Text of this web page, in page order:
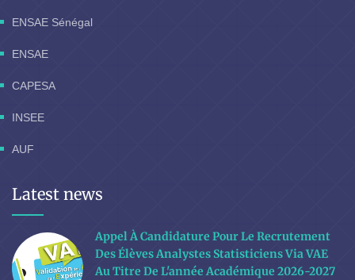
ENSAE Sénégal
ENSAE
CAPESA
INSEE
AUF
Latest news
Appel À Candidature Pour Le Recrutement
Des Élèves Analystes Statisticiens Via VAE
Au Titre De L'année Académique 2026-2027